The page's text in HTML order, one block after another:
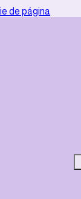
de página